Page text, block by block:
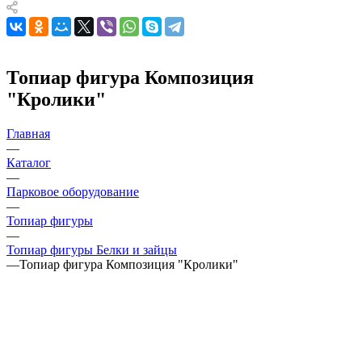
Топиар фигура Композиция
"Кролики"
Главная
—
Каталог
—
Парковое оборудование
—
Топиар фигуры
—
Топиар фигуры Белки и зайцы
—Топиар фигура Композиция "Кролики"